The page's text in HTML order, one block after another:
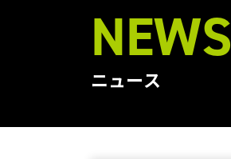
NEWS
ニュース